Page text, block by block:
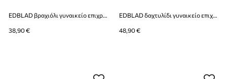
38,90 € 48,90 €